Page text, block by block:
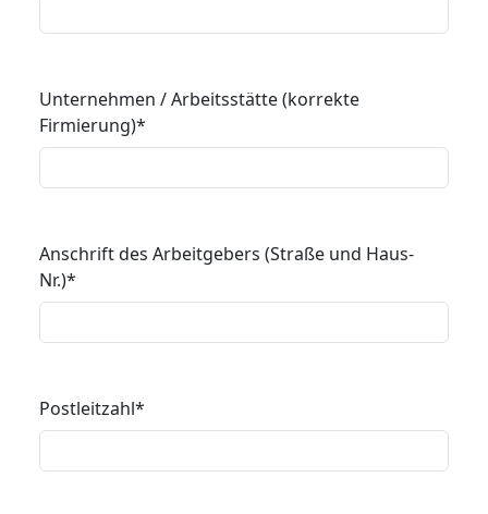
Unternehmen / Arbeitsstätte (korrekte
Firmierung)*
Anschrift des Arbeitgebers (Straße und Haus-
Nr.)*
Postleitzahl*